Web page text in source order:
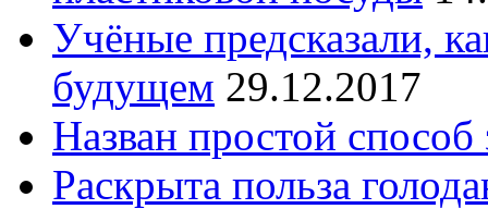
Учёные предсказали,
будущем 29.12.2017
Назван простой
Раскрыта польза